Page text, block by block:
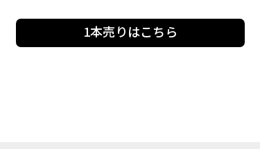
1本売りはこちら